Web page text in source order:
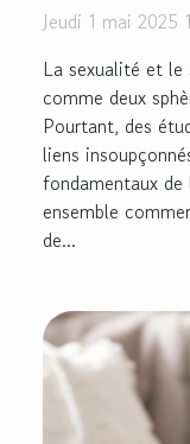
Jeudi 1 mai 2025
La sexualité et
comme deux
Pourtant, des
liens
fondamentaux
ensemble
de...